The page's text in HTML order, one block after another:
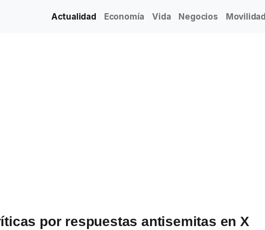
Actualidad Economía Vida Negocios Movilidad
por respuestas antisemitas en X